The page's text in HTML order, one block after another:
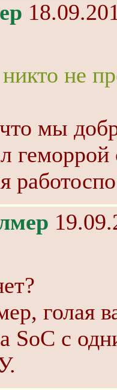
не
мы
голая
SoC с